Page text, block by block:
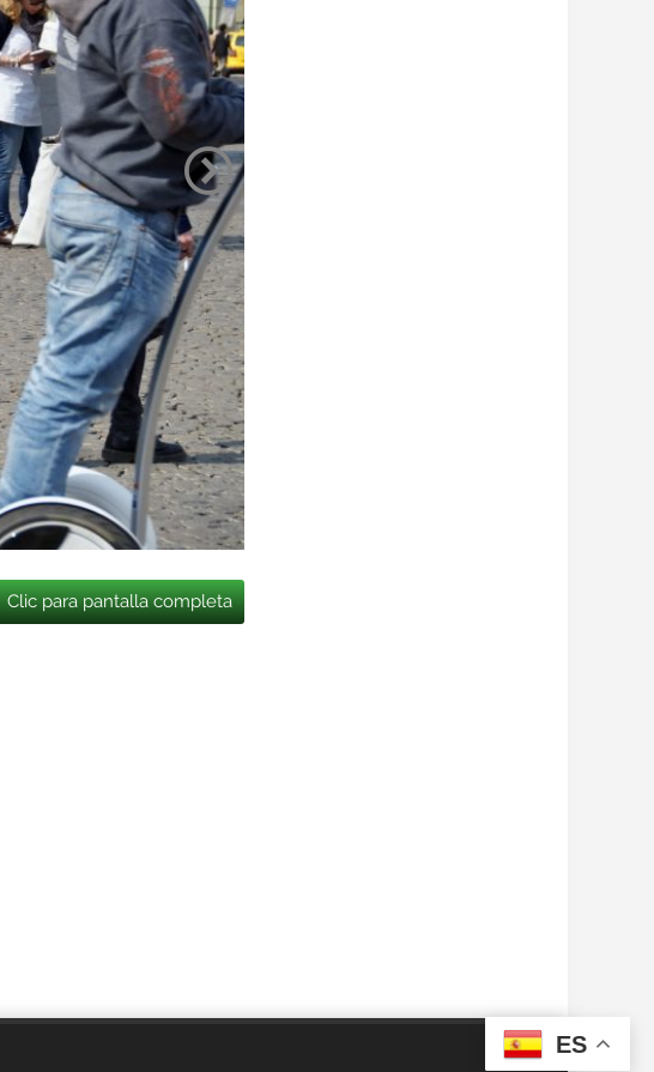
Clic para pantalla completa
ES